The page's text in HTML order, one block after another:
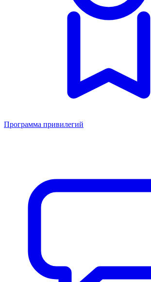
Программа привилегий